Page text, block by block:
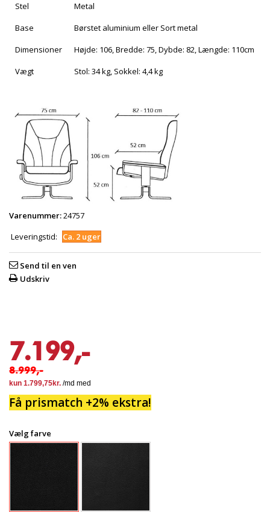
Stel
Metal
Base
Børstet aluminium eller Sort metal
Dimensioner
Højde: 106, Bredde: 75, Dybde: 82, Længde: 110cm
Vægt
Stol: 34 kg, Sokkel: 4,4 kg
Varenummer:24757
Leveringstid:
Ca. 2 uger
Send til en ven
Udskriv
7.199,-
8.999,-
Få prismatch +2% ekstra!
Vælg farve